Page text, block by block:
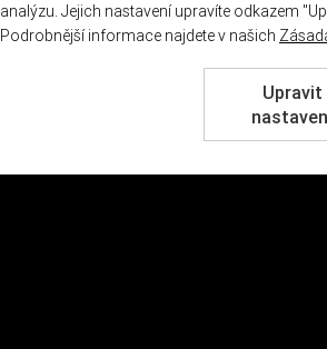
analýzu. Jejich nastavení upravíte odkazem
Podrobnější informace najdete v našich
Upravit